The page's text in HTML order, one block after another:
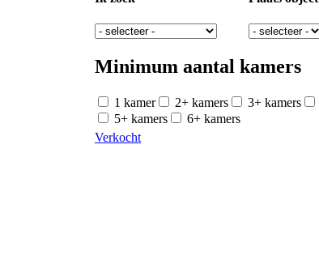
Minimum aantal kamers
1 kamer 2+ kamers 3+ kamers
5+ kamers
6+ kamers
Verkocht